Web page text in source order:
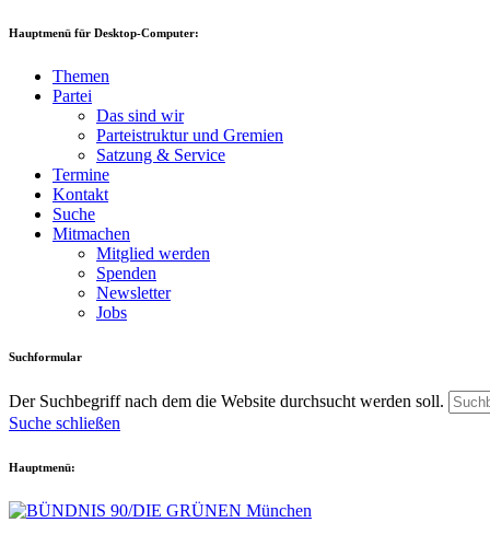
Hauptmenü für Desktop-Computer:
Themen
Partei
Das sind wir
Parteistruktur und Gremien
Satzung & Service
Termine
Kontakt
Suche
Mitmachen
Mitglied werden
Spenden
Newsletter
Jobs
Suchformular
Der Suchbegriff nach dem die Website durchsucht werden soll.
Suche schließen
Hauptmenü: